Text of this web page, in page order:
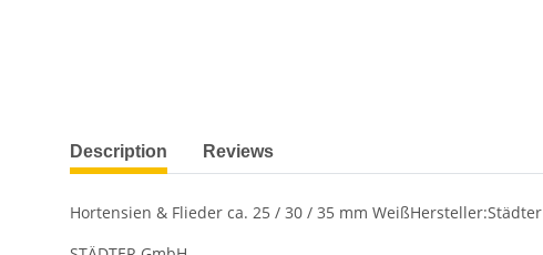
show more tabs
Description Reviews
Hortensien & Flieder ca. 25 / 30 / 35 mm WeißHersteller:Städter